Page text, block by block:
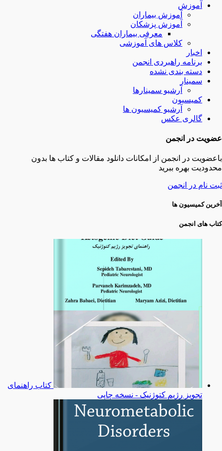
آموزش
آموزش بیماران
آموزش پزشکان
معرفی بیماران هفتگی
کلاس های آموزشی
اخبار
برنامه راهبردی انجمن
دسته بندی نشده
سمینار
آرشیو سمینارها
کمیسیون
آرشیو کمیسیون ها
گالری عکس
عضویت در انجمن
باعضویت در انجمن از امکانات دانلود مقالات و کتاب ها بدون
محدودیت بهره ببرید
ثبت نام در انجمن
آخرین کمیسیون ها
کتاب های انجمن
کتاب راهنمای
تجویز رژیم کتوژنیک - نسخه چاپی